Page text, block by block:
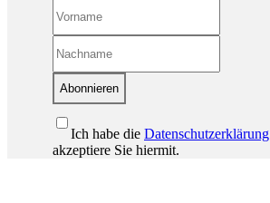
Abonnieren
Ich habe die Datenschutzerklärung
akzeptiere Sie hiermit.